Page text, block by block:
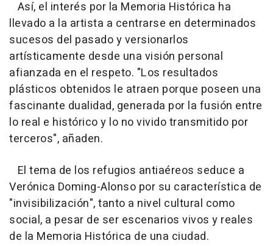
Así, el interés por la Memoria Histórica ha
llevado a la artista a centrarse en determinados
sucesos del pasado y versionarlos
artísticamente desde una visión personal
afianzada en el respeto. "Los resultados
plásticos obtenidos le atraen porque poseen una
fascinante dualidad, generada por la fusión entre
lo real e histórico y lo no vivido transmitido por
terceros", añaden.
El tema de los refugios antiaéreos seduce a
Verónica Doming-Alonso por su característica de
"invisibilización", tanto a nivel cultural como
social, a pesar de ser escenarios vivos y reales
de la Memoria Histórica de una ciudad.